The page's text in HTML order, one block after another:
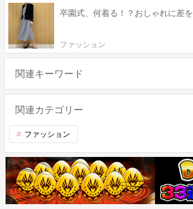
卒園式、何着る！？おしゃれに差
ファッション
関連キーワード
関連カテゴリー
ファッション